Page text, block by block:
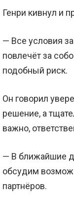
Генри кивнул и
— Все условия
повлечёт за
подобный риск.
Он говорил
решение, а
важно,
— В ближайшие
обсудим
партнёров.